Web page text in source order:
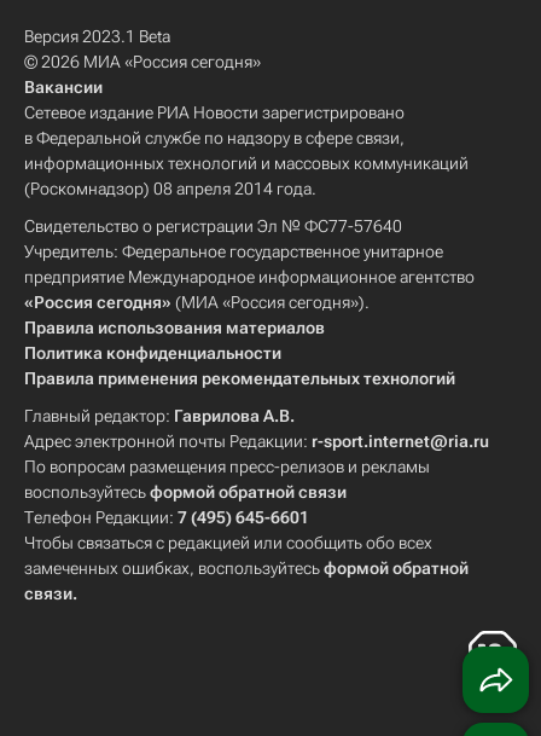
Версия 2023.1 Beta
© 2026 МИА «Россия сегодня»
Вакансии
Сетевое издание РИА Новости зарегистрировано
в Федеральной службе по надзору в сфере связи,
информационных технологий и массовых коммуникаций
(Роскомнадзор) 08 апреля 2014 года.
Свидетельство о регистрации Эл № ФС77-57640
Учредитель: Федеральное государственное унитарное
предприятие Международное информационное агентство
«Россия сегодня» (МИА «Россия сегодня»).
Правила использования материалов
Политика конфиденциальности
Правила применения рекомендательных технологий
Главный редактор: Гаврилова А.В.
Адрес электронной почты Редакции: r-sport.internet@ria.ru
По вопросам размещения пресс-релизов и рекламы
воспользуйтесьформой обратной связи
Телефон Редакции: 7 (495) 645-6601
Чтобы связаться с редакцией или сообщить обо всех
замеченных ошибках, воспользуйтесьформой обратной
связи.